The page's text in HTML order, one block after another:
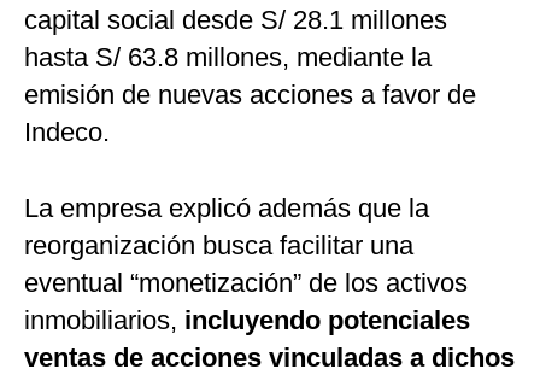
capital social desde S/ 28.1 millones
hasta S/ 63.8 millones, mediante la
emisión de nuevas acciones a favor de
Indeco.
La empresa explicó además que la
reorganización busca facilitar una
eventual “monetización” de los activos
inmobiliarios, incluyendo potenciales
ventas de acciones vinculadas a dichos